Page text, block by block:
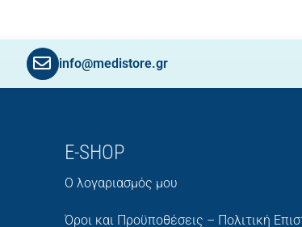
info@medistore.gr
E-SHOP
Ο λογαριασμός μου
Όροι και Προϋποθέσεις – Πολιτική